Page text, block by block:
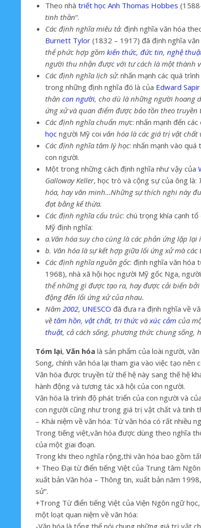
Theo nhà triết học Anh Thomas Hobbes
tinh thần“.
Các định nghĩa miêu tả: định nghĩa văn hóa
Burnett Tylor (1832 – 1917) đã định nghĩa
thể phức hợp gồm kiến thức, đức tin, nghệ
người thu nhận được với tư cách là một thành
Các định nghĩa lịch sử: nhấn mạnh các quá
trong những định nghĩa đó là của Edward Sapir
thân con người, cho dù là những người hoang
ứng xử và quan điểm được bảo tồn theo truyền
Các định nghĩa chuẩn mực: nhấn mạnh đến
học người Mỹ coi văn hóa là các giá trị vật
Các định nghĩa tâm lý học: nhấn mạnh vào quá
con người.
Một trong những cách định nghĩa như vậy của
Galloway Keller, học trò và cộng sự của ông là:
hóa, hay văn minh…Những sự thích nghi này
đạt bằng kế thừa.
Các định nghĩa cấu trúc: chú trọng khía cạnh
Mỹ định nghĩa:
a.Văn hóa suy cho cùng là các phản ứng lặp
b. Văn hóa là sự kết hợp giữa lối ứng xử mà
Các định nghĩa nguồn gốc: định nghĩa văn hóa
1968), nhà xã hội học người Mỹ gốc Nga,
thể những gì được tạo ra, hay được cải biến
động đến lối ứng xử của nhau.
Năm 2002, UNESCO đã đưa ra định nghĩa về
về tâm hồn, vật chất, tri thức vàxúc cảm của
thuật, cả cách sống, phương thức chung sống,
Tóm lại, Văn hóa là sản phẩm của loài người,
Song, chính văn hóa lại tham gia vào việc tạo
Văn hóa được truyền từ thế hệ này sang thế hệ
hành động và tương tác xã hội của con người.
Văn hóa là trình độ phát triển của con người và
con người cũng như trong giá trị vật chất và tinh
– Khái niệm về văn hóa: Từ văn hóa có rất nhiều
Trong tiếng việt,văn hóa được dùng theo nghĩa
của một giai đoạn.
Trong khi theo nghĩa rộng,thì văn hóa bao gồm
+ Theo Đại từ điển tiếng Việt của Trung tâm
xuất bản Văn hóa – Thông tin, xuất bản năm
sử”.
+Trong Từ điển tiếng Việt của Viện Ngôn ngữ
một loạt quan niệm về văn hóa:
-Văn hóa là tổng thể nói chung những giá trị vật